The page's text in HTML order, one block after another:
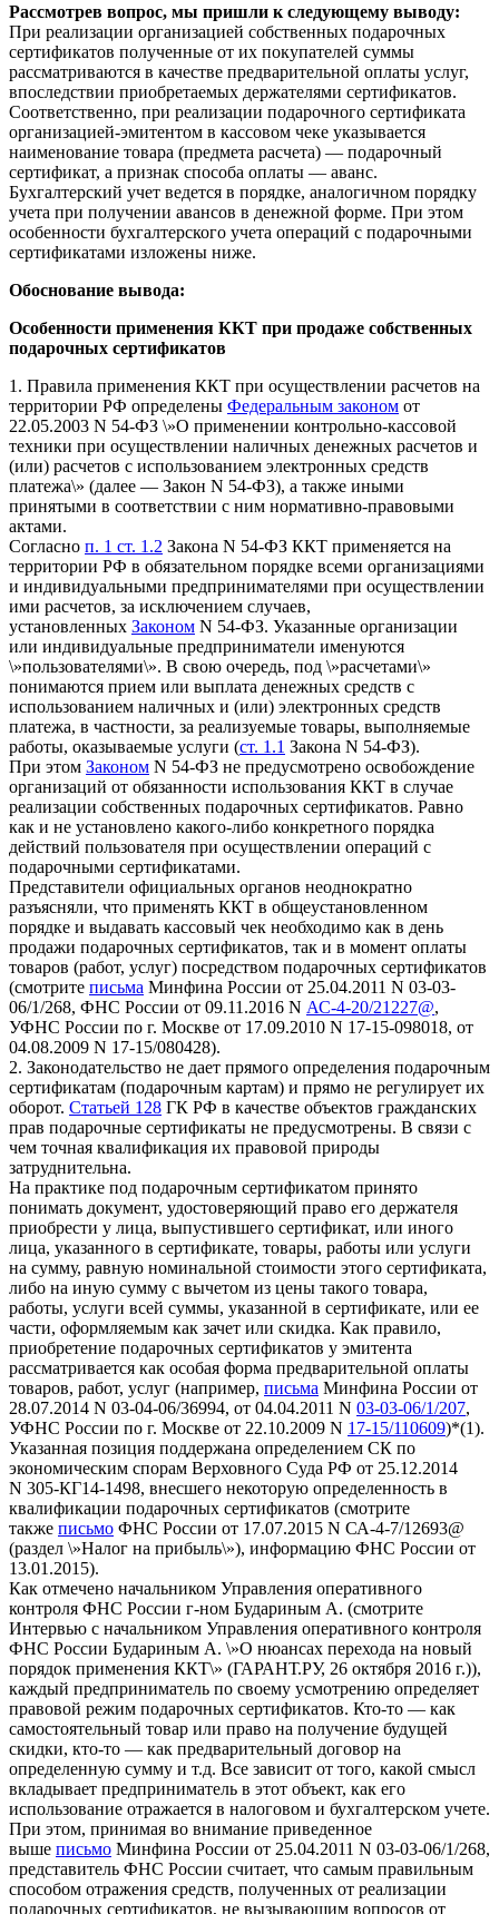
Рассмотрев вопрос, мы пришли к следующему выводу:
При реализации организацией собственных подарочных
сертификатов полученные от их покупателей суммы
рассматриваются в качестве предварительной оплаты услуг,
впоследствии приобретаемых держателями сертификатов.
Соответственно, при реализации подарочного сертификата
организацией-эмитентом в кассовом чеке указывается
наименование товара (предмета расчета) — подарочный
сертификат, а признак способа оплаты — аванс.
Бухгалтерский учет ведется в порядке, аналогичном порядку
учета при получении авансов в денежной форме. При этом
особенности бухгалтерского учета операций с подарочными
сертификатами изложены ниже.
Обоснование вывода:
Особенности применения ККТ при продаже собственных
подарочных сертификатов
1. Правила применения ККТ при осуществлении расчетов на
территории РФ определены Федеральным законом от
22.05.2003 N 54-ФЗ \»О применении контрольно-кассовой
техники при осуществлении наличных денежных расчетов и
(или) расчетов с использованием электронных средств
платежа\» (далее — Закон N 54-ФЗ), а также иными
принятыми в соответствии с ним нормативно-правовыми
актами.
Согласно п. 1 ст. 1.2 Закона N 54-ФЗ ККТ применяется на
территории РФ в обязательном порядке всеми организациями
и индивидуальными предпринимателями при осуществлении
ими расчетов, за исключением случаев,
установленных Законом N 54-ФЗ. Указанные организации
или индивидуальные предприниматели именуются
\»пользователями\». В свою очередь, под \»расчетами\»
понимаются прием или выплата денежных средств с
использованием наличных и (или) электронных средств
платежа, в частности, за реализуемые товары, выполняемые
работы, оказываемые услуги (ст. 1.1 Закона N 54-ФЗ).
При этом Законом N 54-ФЗ не предусмотрено освобождение
организаций от обязанности использования ККТ в случае
реализации собственных подарочных сертификатов. Равно
как и не установлено какого-либо конкретного порядка
действий пользователя при осуществлении операций с
подарочными сертификатами.
Представители официальных органов неоднократно
разъясняли, что применять ККТ в общеустановленном
порядке и выдавать кассовый чек необходимо как в день
продажи подарочных сертификатов, так и в момент оплаты
товаров (работ, услуг) посредством подарочных сертификатов
(смотрите письма Минфина России от 25.04.2011 N 03-03-
06/1/268, ФНС России от 09.11.2016 N АС-4-20/21227@,
УФНС России по г. Москве от 17.09.2010 N 17-15-098018, от
04.08.2009 N 17-15/080428).
2. Законодательство не дает прямого определения подарочным
сертификатам (подарочным картам) и прямо не регулирует их
оборот. Статьей 128 ГК РФ в качестве объектов гражданских
прав подарочные сертификаты не предусмотрены. В связи с
чем точная квалификация их правовой природы
затруднительна.
На практике под подарочным сертификатом принято
понимать документ, удостоверяющий право его держателя
приобрести у лица, выпустившего сертификат, или иного
лица, указанного в сертификате, товары, работы или услуги
на сумму, равную номинальной стоимости этого сертификата,
либо на иную сумму с вычетом из цены такого товара,
работы, услуги всей суммы, указанной в сертификате, или ее
части, оформляемым как зачет или скидка. Как правило,
приобретение подарочных сертификатов у эмитента
рассматривается как особая форма предварительной оплаты
товаров, работ, услуг (например, письма Минфина России от
28.07.2014 N 03-04-06/36994, от 04.04.2011 N 03-03-06/1/207,
УФНС России по г. Москве от 22.10.2009 N 17-15/110609)*(1).
Указанная позиция поддержана определением СК по
экономическим спорам Верховного Суда РФ от 25.12.2014
N 305-КГ14-1498, внесшего некоторую определенность в
квалификации подарочных сертификатов (смотрите
также письмо ФНС России от 17.07.2015 N СА-4-7/12693@
(раздел \»Налог на прибыль\»), информацию ФНС России от
13.01.2015).
Как отмечено начальником Управления оперативного
контроля ФНС России г-ном Будариным А. (смотрите
Интервью с начальником Управления оперативного контроля
ФНС России Будариным А. \»О нюансах перехода на новый
порядок применения ККТ\» (ГАРАНТ.РУ, 26 октября 2016 г.)),
каждый предприниматель по своему усмотрению определяет
правовой режим подарочных сертификатов. Кто-то — как
самостоятельный товар или право на получение будущей
скидки, кто-то — как предварительный договор на
определенную сумму и т.д. Все зависит от того, какой смысл
вкладывает предприниматель в этот объект, как его
использование отражается в налоговом и бухгалтерском учете.
При этом, принимая во внимание приведенное
выше письмо Минфина России от 25.04.2011 N 03-03-06/1/268,
представитель ФНС России считает, что самым правильным
способом отражения средств, полученных от реализации
подарочных сертификатов, не вызывающим вопросов от